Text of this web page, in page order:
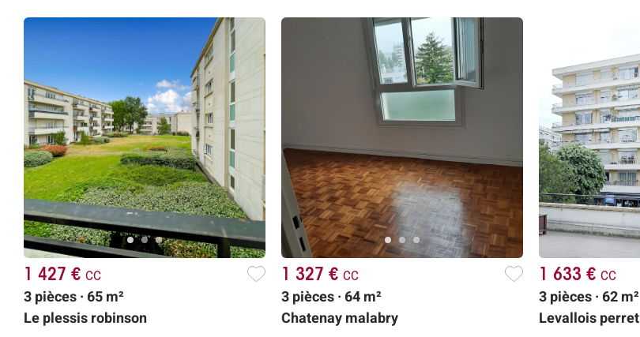
1 427 € cc
3 pièces · 65 m²
Le plessis robinson
1 327 € cc
3 pièces · 64 m²
Chatenay malabry
1 633 € cc
3 pièces · 62 m²
Levallois perret